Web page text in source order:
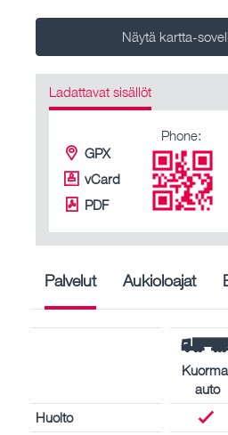
Näytä kartta-
Ladattavat sisällöt
GPX
vCard
PDF
Phone:
Palvelut Aukioloajat
auto
Huolto